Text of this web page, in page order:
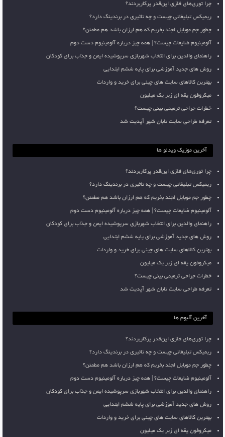
چرا توری‌های فلزی این‌قدر پرکاربردند؟
ریمیکس تبلیغاتی چیست و چه تاثیری در برندینگ دارد؟
چطور جم موبایل لجند بخریم که هم ارزان باشد هم مطمئن؟
آلومینیوم ضایعات چیست؟ | همه چیز درباره آلومینیوم دست دوم
راهنمای والدین برای انتخاب شهربازی سرپوشیده ایمن و جذاب برای کودکان
روش های جدید آموزشی برای پایه ششم ابتدایی
بهترین کالاهای سایت های چینی برای خرید و واردات
میکروفون یقه ای زیر یک میلیون
خطرات جراحی ترمیمی بینی چیست؟
تعرفه طراحی سایت تابان شهر آپدیت شد
آخرین موزیک ویدئو ها
چرا توری‌های فلزی این‌قدر پرکاربردند؟
ریمیکس تبلیغاتی چیست و چه تاثیری در برندینگ دارد؟
چطور جم موبایل لجند بخریم که هم ارزان باشد هم مطمئن؟
آلومینیوم ضایعات چیست؟ | همه چیز درباره آلومینیوم دست دوم
راهنمای والدین برای انتخاب شهربازی سرپوشیده ایمن و جذاب برای کودکان
روش های جدید آموزشی برای پایه ششم ابتدایی
بهترین کالاهای سایت های چینی برای خرید و واردات
میکروفون یقه ای زیر یک میلیون
خطرات جراحی ترمیمی بینی چیست؟
تعرفه طراحی سایت تابان شهر آپدیت شد
آخرین آلبوم ها
چرا توری‌های فلزی این‌قدر پرکاربردند؟
ریمیکس تبلیغاتی چیست و چه تاثیری در برندینگ دارد؟
چطور جم موبایل لجند بخریم که هم ارزان باشد هم مطمئن؟
آلومینیوم ضایعات چیست؟ | همه چیز درباره آلومینیوم دست دوم
راهنمای والدین برای انتخاب شهربازی سرپوشیده ایمن و جذاب برای کودکان
روش های جدید آموزشی برای پایه ششم ابتدایی
بهترین کالاهای سایت های چینی برای خرید و واردات
میکروفون یقه ای زیر یک میلیون